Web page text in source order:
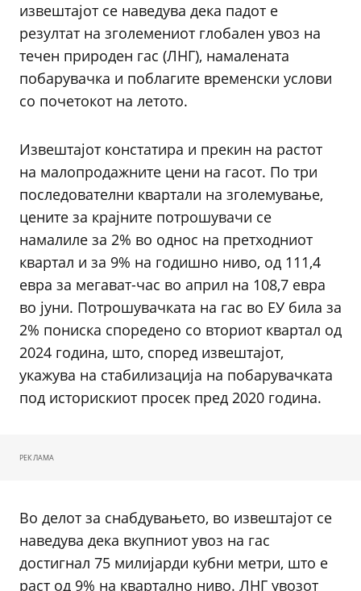
извештајот се наведува дека падот е
резултат на зголемениот глобален увоз на
течен природен гас (ЛНГ), намалената
побарувачка и поблагите временски услови
со почетокот на летото.
Извештајот констатира и прекин на растот
на малопродажните цени на гасот. По три
последователни квартали на зголемување,
цените за крајните потрошувачи се
намалиле за 2% во однос на претходниот
квартал и за 9% на годишно ниво, од 111,4
евра за мегават-час во април на 108,7 евра
во јуни. Потрошувачката на гас во ЕУ била за
2% пониска споредено со вториот квартал од
2024 година, што, според извештајот,
укажува на стабилизација на побарувачката
под историскиот просек пред 2020 година.
РЕКЛАМА
Во делот за снабдувањето, во извештајот се
наведува дека вкупниот увоз на гас
достигнал 75 милијарди кубни метри, што е
раст од 9% на квартално ниво. ЛНГ увозот